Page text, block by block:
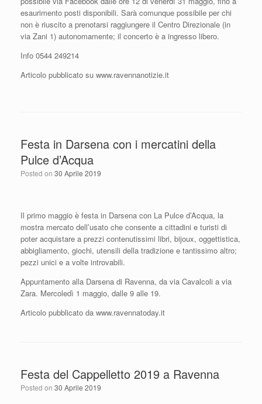
esaurimento posti disponibili. Sarà comunque possibile per chi
non è riuscito a prenotarsi raggiungere il Centro Direzionale (in
via Zani 1) autonomamente; il concerto è a ingresso libero.
Info 0544 249214
Articolo pubblicato su www.ravennanotizie.it
Festa in Darsena con i mercatini della
Pulce d’Acqua
Posted on 30 Aprile 2019
Il primo maggio è festa in Darsena con La Pulce d’Acqua, la
mostra mercato dell’usato che consente a cittadini e turisti di
poter acquistare a prezzi contenutissimi libri, bijoux, oggettistica,
abbigliamento, giochi, utensili della tradizione e tantissimo altro;
pezzi unici e a volte introvabili.
Appuntamento alla Darsena di Ravenna, da via Cavalcoli a via
Zara. Mercoledì 1 maggio, dalle 9 alle 19.
Articolo pubblicato da www.ravennatoday.it
Festa del Cappelletto 2019 a Ravenna
Posted on 30 Aprile 2019